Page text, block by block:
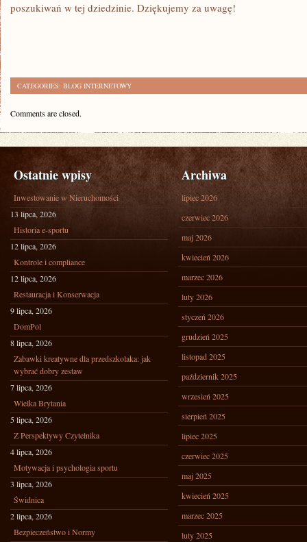
poszukiwań ‌w tej dziedzinie. ⁢Dziękujemy‍ za uwagę!
CATEGORIES: BLOG INTERNETOWY
Comments are closed.
Ostatnie wpisy
Inwestowanie w Nieruchomości
13 lipca, 2026
Historia e-sportu
12 lipca, 2026
Kontrole i compliance
12 lipca, 2026
Restauracja i Konserwacja
9 lipca, 2026
DomPol
8 lipca, 2026
Zabawki kreatywne dla przedszkolaka: jak
wybrać dobry zestaw
7 lipca, 2026
Wielka Brytania
5 lipca, 2026
Z Perspektywy Czytelnika
4 lipca, 2026
Motywacja i psychologia sportu
3 lipca, 2026
Świdnica
2 lipca, 2026
Bezpieczeństwo i Normy
Archiwa
lipiec 2026
czerwiec 2026
maj 2026
kwiecień 2026
marzec 2026
luty 2026
styczeń 2026
grudzień 2025
listopad 2025
październik 2025
wrzesień 2025
sierpień 2025
lipiec 2025
czerwiec 2025
maj 2025
kwiecień 2025
marzec 2025
luty 2025